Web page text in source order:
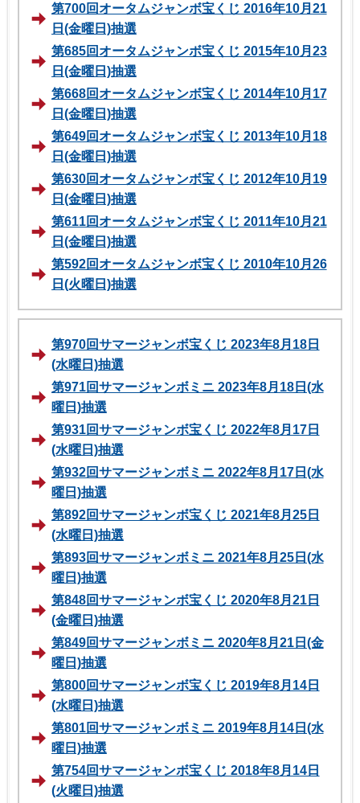
第700回オータムジャンボ宝くじ 2016年10月21
日(金曜日)抽選
第685回オータムジャンボ宝くじ 2015年10月23
日(金曜日)抽選
第668回オータムジャンボ宝くじ 2014年10月17
日(金曜日)抽選
第649回オータムジャンボ宝くじ 2013年10月18
日(金曜日)抽選
第630回オータムジャンボ宝くじ 2012年10月19
日(金曜日)抽選
第611回オータムジャンボ宝くじ 2011年10月21
日(金曜日)抽選
第592回オータムジャンボ宝くじ 2010年10月26
日(火曜日)抽選
第970回サマージャンボ宝くじ 2023年8月18日
(水曜日)抽選
第971回サマージャンボミニ 2023年8月18日(水
曜日)抽選
第931回サマージャンボ宝くじ 2022年8月17日
(水曜日)抽選
第932回サマージャンボミニ 2022年8月17日(水
曜日)抽選
第892回サマージャンボ宝くじ 2021年8月25日
(水曜日)抽選
第893回サマージャンボミニ 2021年8月25日(水
曜日)抽選
第848回サマージャンボ宝くじ 2020年8月21日
(金曜日)抽選
第849回サマージャンボミニ 2020年8月21日(金
曜日)抽選
第800回サマージャンボ宝くじ 2019年8月14日
(水曜日)抽選
第801回サマージャンボミニ 2019年8月14日(水
曜日)抽選
第754回サマージャンボ宝くじ 2018年8月14日
(火曜日)抽選